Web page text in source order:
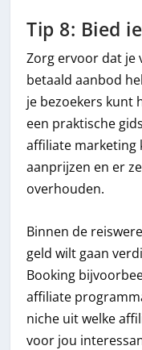
Tip 8: Bied
Zorg ervoor dat je
betaald aanbod
je bezoekers kunt
een praktische
affiliate marketing
aanprijzen en er
overhouden.
Binnen de
geld wilt gaan
Booking
affiliate
niche uit welke
voor jou